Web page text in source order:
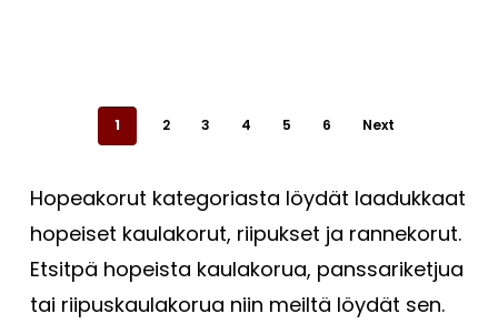
1 2 3 4 5 6 Next
Hopeakorut kategoriasta löydät laadukkaat
hopeiset kaulakorut, riipukset ja rannekorut.
Etsitpä hopeista kaulakorua, panssariketjua
tai riipuskaulakorua niin meiltä löydät sen.